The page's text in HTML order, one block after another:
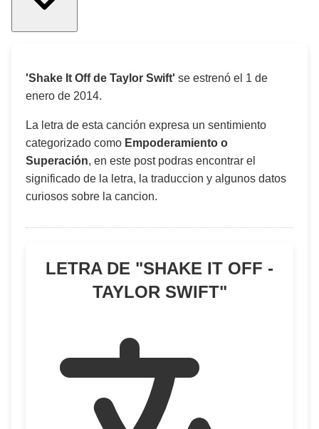
'Shake It Off de Taylor Swift' se estrenó el 1 de
enero de 2014.
La letra de esta canción expresa un sentimiento
categorizado como Empoderamiento o
Superación, en este post podras encontrar el
significado de la letra, la traduccion y algunos datos
curiosos sobre la cancion.
LETRA DE "SHAKE IT OFF -
TAYLOR SWIFT"